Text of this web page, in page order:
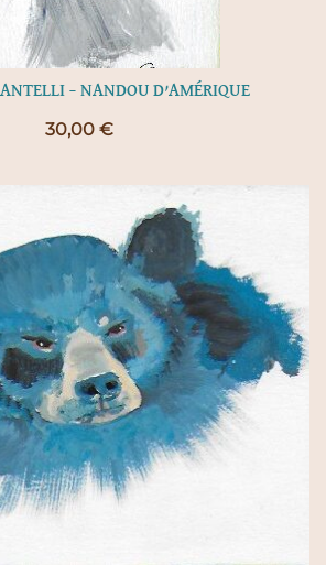
– NANDOU D’AMÉRIQUE
30,00 €